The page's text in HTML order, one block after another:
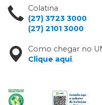
Colatina
(27) 3723 3000
(27) 2101 3000
Como chegar no
Clique aqui.